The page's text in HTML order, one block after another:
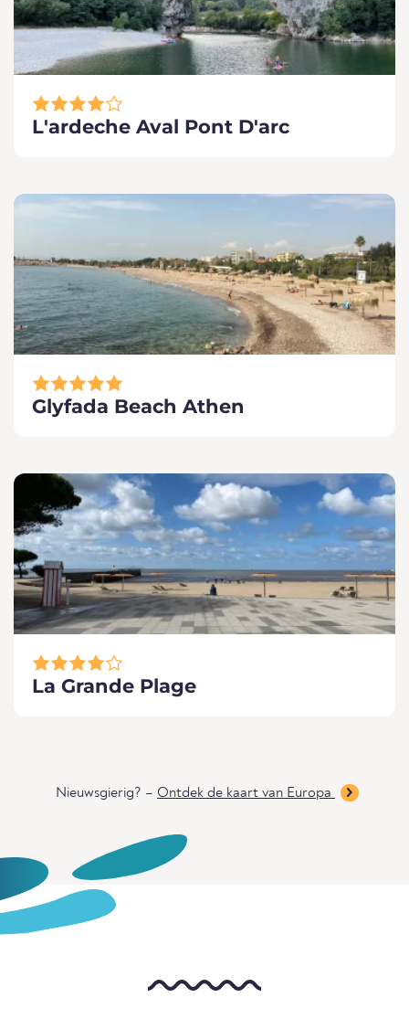
L'ardeche Aval Pont D'arc
Glyfada Beach Athen
La Grande Plage
Nieuwsgierig? – Ontdek de kaart van Europa